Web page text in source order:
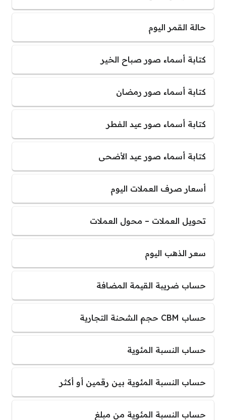
حالة القمر اليوم
كتابة أسماء صور صباح الخير
كتابة أسماء صور رمضان
كتابة أسماء صور عيد الفطر
كتابة أسماء صور عيد الأضحى
أسعار صرف العملات اليوم
تحويل العملات – محول العملات
سعر الذهب اليوم
حساب ضريبة القيمة المضافة
حساب CBM حجم الشحنة التجارية
حساب النسبة المئوية
حساب النسبة المئوية بين رقمين أو أكثر
حساب النسبة المئوية من مبلغ